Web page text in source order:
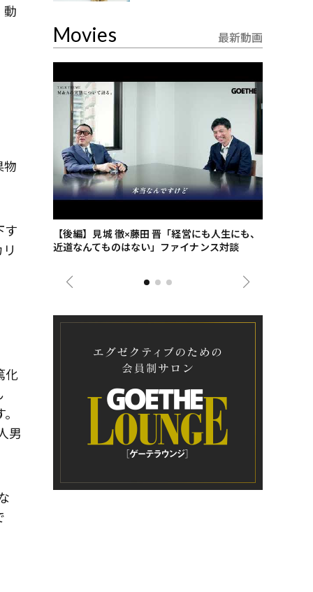
動
物
す
化
男
Movies 最新動画
た、海最
【後編】見城 徹×藤田 晋「経営にも人生にも、
近道なんてものはない」ファイナンス対談